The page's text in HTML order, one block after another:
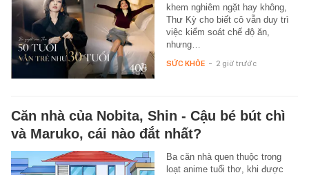
khem nghiêm ngặt hay không,
Thư Kỳ cho biết cô vẫn duy trì
việc kiểm soát chế độ ăn,
nhưng…
SỨC KHỎE - 2 giờ trước
Căn nhà của Nobita, Shin - Cậu bé bút chì
và Maruko, cái nào đắt nhất?
Ba căn nhà quen thuộc trong
loạt anime tuổi thơ, khi được